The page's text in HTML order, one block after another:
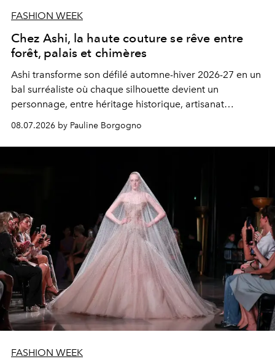
FASHION WEEK
Chez Ashi, la haute couture se rêve entre
forêt, palais et chimères
Ashi transforme son défilé automne-hiver 2026-27 en un
bal surréaliste où chaque silhouette devient un
personnage, entre héritage historique, artisanat
d'exception et métamorphose fantastique.
08.07.2026 by Pauline Borgogno
FASHION WEEK